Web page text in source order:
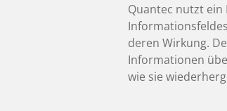
Quantec nutzt ein
deren Wirkung.
Informationen
wie sie